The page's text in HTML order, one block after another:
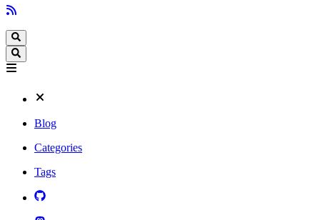
Blog
Categories
Tags